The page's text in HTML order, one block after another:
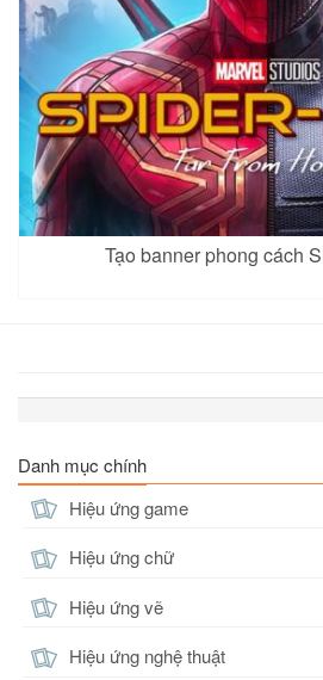
Tạo banner phong cách
Danh mục chính
Hiệu ứng game
Hiệu ứng chữ
Hiệu ứng vẽ
Hiệu ứng nghệ thuật